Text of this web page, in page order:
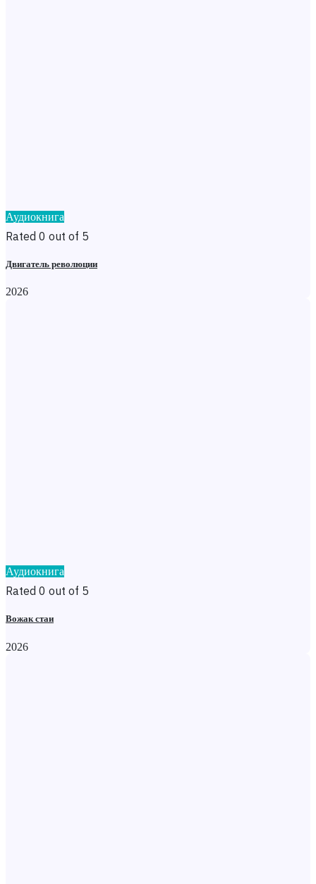
Аудиокнига
Rated 0 out of 5
Двигатель революции
2026
Аудиокнига
Rated 0 out of 5
Вожак стаи
2026